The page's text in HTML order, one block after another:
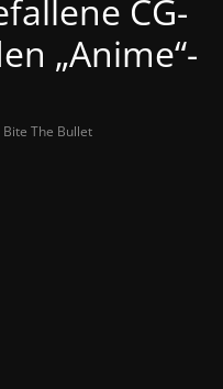
CG-
„Anime“-
Bite The Bullet